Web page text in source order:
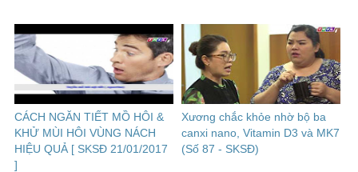
CÁCH NGĂN TIẾT MỒ HÔI &
KHỬ MÙI HÔI VÙNG NÁCH
HIỆU QUẢ [ SKSĐ 21/01/2017
]
Xương chắc khỏe nhờ bộ ba
canxi nano, Vitamin D3 và MK7
(Số 87 - SKSĐ)